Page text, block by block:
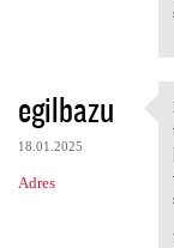
egilbazu
18.01.2025
Adres